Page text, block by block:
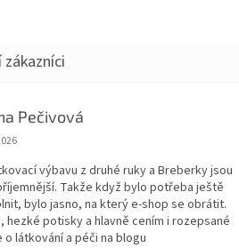
Pečivová
obchodu je 5 z 5 hvězdiček.
výbavu z druhé ruky a Breberky jsou
Takže když bylo potřeba ještě
bylo jasno, na který e-shop se obrátit.
hezké potisky a hlavně cením i rozepsané
látkování a péči na blogu